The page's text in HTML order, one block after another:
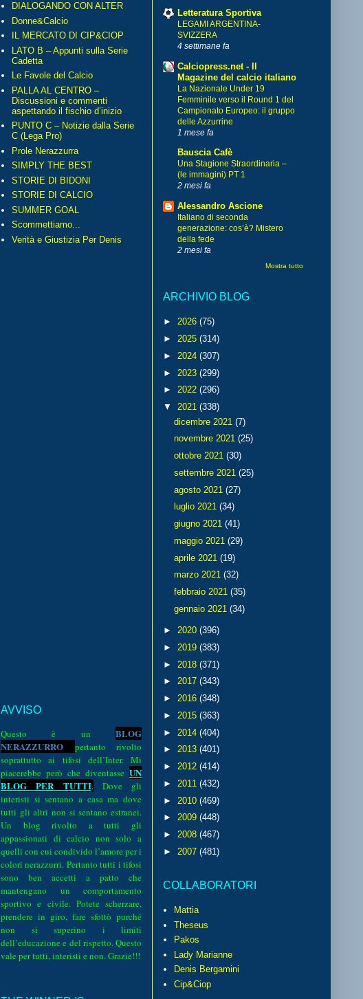
DIALOGANDO CON ALTER
Donne&Calcio
IL MERCATO DI CIP&CIOP
LATO B – Appunti sulla Serie
Cadetta
Le Favole del Calcio
PALLA AL CENTRO –
Discussioni e commenti
aspettando il fischio d’inizio
PUNTO C – Notizie dalla Serie
C (Lega Pro)
Prole Nerazzurra
SIMPLY THE BEST
STORIE DI BIDONI
STORIE DI CALCIO
SUMMER GOAL
Scommettiamo...
Verità e Giustizia Per Denis
AVVISO
Questo è un BLOG
NERAZZURRO pertanto rivolto
soprattutto ai tifosi dell’Inter. Mi
piacerebbe però che diventasse UN
BLOG PER TUTTI.
Dove gli
interisti si sentano a casa ma dove
tutti gli altri non si sentano estranei.
Un blog rivolto a tutti gli
appassionati di calcio non solo a
quelli con cui condivido l’amore per i
colori nerazzurri. Pertanto tutti i tifosi
sono ben accetti a patto che
mantengano un comportamento
sportivo e civile. Potete scherzare,
prendere in giro, fare sfottò purché
non si superino i limiti
dell’educazione e del rispetto. Questo
vale per tutti, interisti e non. Grazie!!!
Letteratura Sportiva
LEGAMI ARGENTINA-
SVIZZERA
4 settimane fa
Calciopress.net - Il
Magazine del calcio italiano
La Nazionale Under 19
Femminile verso il Round 1 del
Campionato Europeo: il gruppo
delle Azzurrine
1 mese fa
Bauscia Cafè
Una Stagione Straordinaria –
(le immagini) PT 1
2 mesi fa
Alessandro Ascione
Italiano di seconda
generazione: cos’è? Mistero
della fede
2 mesi fa
Mostra tutto
ARCHIVIO BLOG
► 2026 (75)
► 2025 (314)
► 2024 (307)
► 2023 (299)
► 2022 (296)
▼ 2021 (338)
dicembre 2021 (7)
novembre 2021 (25)
ottobre 2021 (30)
settembre 2021 (25)
agosto 2021 (27)
luglio 2021 (34)
giugno 2021 (41)
maggio 2021 (29)
aprile 2021 (19)
marzo 2021 (32)
febbraio 2021 (35)
gennaio 2021 (34)
► 2020 (396)
► 2019 (383)
► 2018 (371)
► 2017 (343)
► 2016 (348)
► 2015 (363)
► 2014 (404)
► 2013 (401)
► 2012 (414)
► 2011 (432)
► 2010 (469)
► 2009 (448)
► 2008 (467)
► 2007 (481)
COLLABORATORI
Mattia
Theseus
Pakos
Lady Marianne
Denis Bergamini
Cip&Ciop